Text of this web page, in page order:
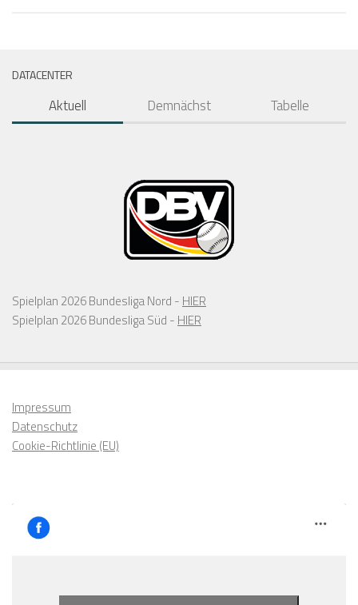
DATACENTER
Aktuell Demnächst Tabelle
Spielplan 2026 Bundesliga Nord - HIER
Spielplan 2026 Bundesliga Süd - HIER
Impressum
Datenschutz
Cookie-Richtlinie (EU)